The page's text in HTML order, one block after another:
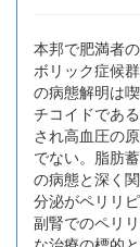
本邦で肥満者
ボリック症候
の病態解明は
チコイドであ
され高血圧の
でない。脂肪
の病態と深く
分泌がペリリ
副腎でのペリ